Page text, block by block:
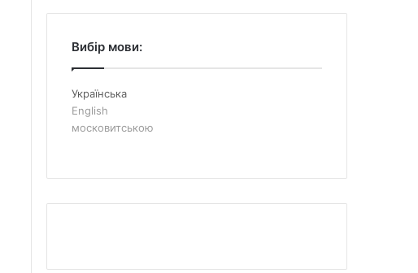
Вибір мови:
Українська
English
московитською